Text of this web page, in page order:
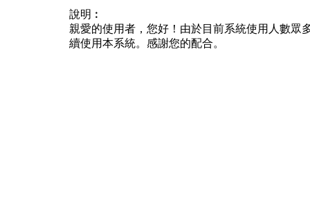
說明︰
親愛的使用者，您好！由於目前系統使用人數眾
續使用本系統。感謝您的配合。